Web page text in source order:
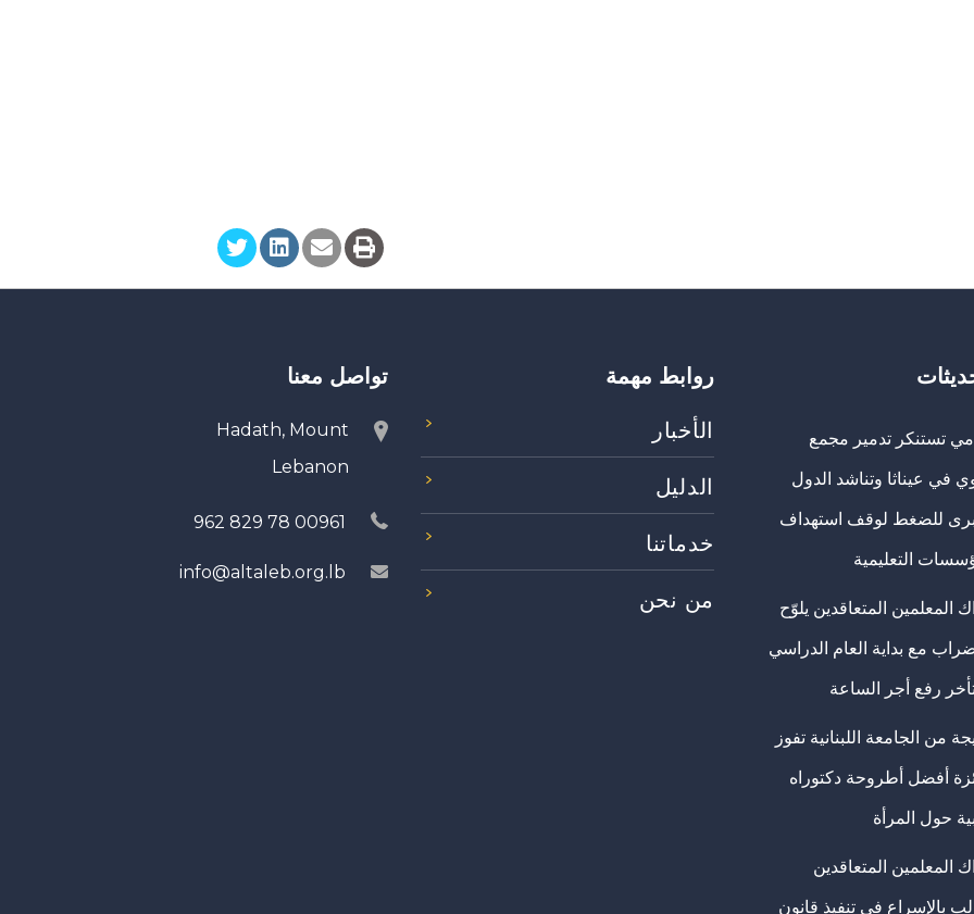
تستنكر تدمير مجمع
في عيناثا وتناشد الدول
للضغط لوقف استهداف
التعليمية
المعلمين المتعاقدين يلوّح
مع بداية العام الدراسي
تأخر رفع أجر الساعة
من الجامعة اللبنانية تفوز
أفضل أطروحة دكتوراه
حول المرأة
المعلمين المتعاقدين
بالإسراع في تنفيذ قانون
روابط مهمة
الأخبار
الدليل
خدماتنا
من نحن
تواصل معنا
Hadath, Mount
Lebanon
00961 78 829 962
info@altaleb.org.lb